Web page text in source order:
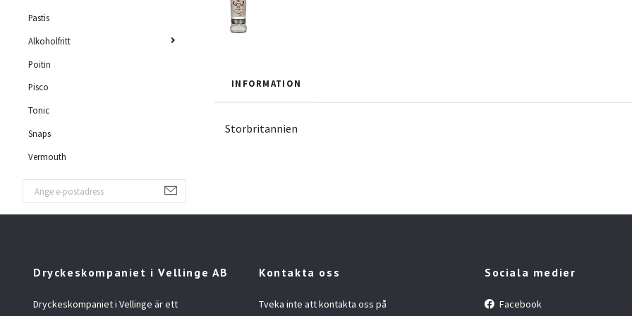
Pastis
Alkoholfritt
Poitin
Pisco
Tonic
Snaps
Vermouth
INFORMATION
Storbritannien
Dryckeskompaniet i Vellinge AB
Dryckeskompaniet i Vellinge är ett
Kontakta oss
Tveka inte att kontakta oss på
Sociala medier
Facebook